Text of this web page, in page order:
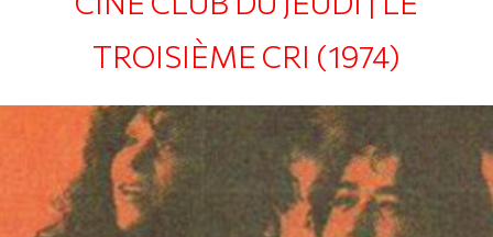
TROISIÈME CRI (1974)